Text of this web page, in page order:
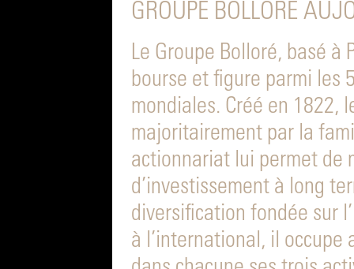
GROUPE BOLLORÉ
Le Groupe Bolloré, basé à
bourse et figure parmi les
mondiales. Créé en 1822,
majoritairement par la
actionnariat lui permet de
d’investissement à long
diversification fondée sur
à l’international, il occupe